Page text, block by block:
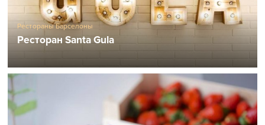
Рестораны Барселоны
Ресторан Santa Gula